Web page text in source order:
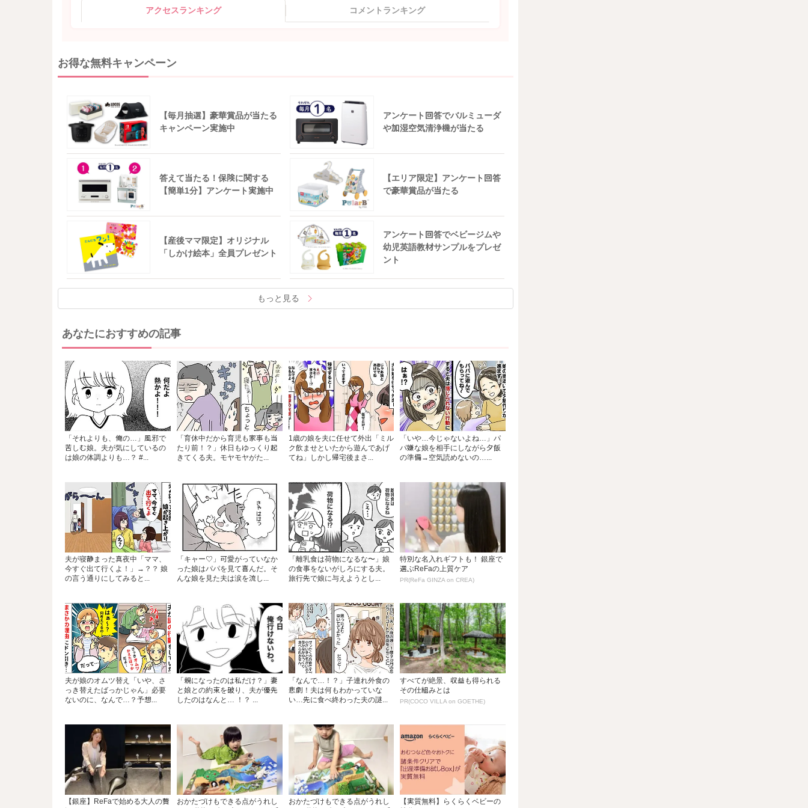
アクセスランキング コメントランキング
お得な無料キャンペーン
【毎月抽選】豪華賞品が当たる
キャンペーン実施中
アンケート回答でバルミューダ
や加湿空気清浄機が当たる
答えて当たる！保険に関する
【簡単1分】アンケート実施中
【エリア限定】アンケート回答
で豪華賞品が当たる
【産後ママ限定】オリジナル
「しかけ絵本」全員プレゼント
アンケート回答でベビージムや
幼児英語教材サンプルをプレゼ
ント
もっと見る
あなたにおすすめの記事
「それよりも、俺の…」風邪で
苦しむ娘。夫が気にしているの
は娘の体調よりも…？ #...
「育休中だから育児も家事も当
たり前！？」休日もゆっくり起
きてくる夫。モヤモヤがた...
1歳の娘を夫に任せて外出「ミル
ク飲ませといたから遊んであげ
てね」しかし帰宅後まさ...
「いや…今じゃないよね…」パ
パ嫌な娘を相手にしながら夕飯
の準備→空気読めないの…...
夫が寝静まった真夜中「ママ、
今すぐ出て行くよ！」→？？ 娘
の言う通りにしてみると...
「キャー♡」可愛がっていなか
った娘はパパを見て喜んだ。そ
んな娘を見た夫は涙を流し...
「離乳食は荷物になるな〜」娘
の食事をないがしろにする夫。
旅行先で娘に与えようとし...
特別な名入れギフトも！ 銀座で
選ぶReFaの上質ケア
PR(ReFa GINZA on CREA)
夫が娘のオムツ替え「いや、さ
っき替えたばっかじゃん」必要
ないのに、なんで…？予想...
「親になったのは私だけ？」妻
と娘との約束を破り、夫が優先
したのはなんと… ！？ ...
「なんで…！？」子連れ外食の
悲劇！夫は何もわかっていな
い…先に食べ終わった夫の謎...
すべてが絶景、収益も得られる
その仕組みとは
PR(COCO VILLA on GOETHE)
【銀座】ReFaで始める大人の贅
おかたづけもできる点がうれし
おかたづけもできる点がうれし
【実質無料】らくらくベビーの